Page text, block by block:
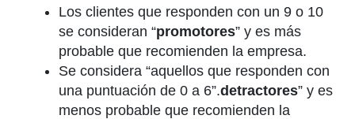
Los clientes que responden con un 9 o 10
se consideran “promotores” y es más
probable que recomienden la empresa.
Se considera “aquellos que responden con
una puntuación de 0 a 6”.detractores” y es
menos probable que recomienden la